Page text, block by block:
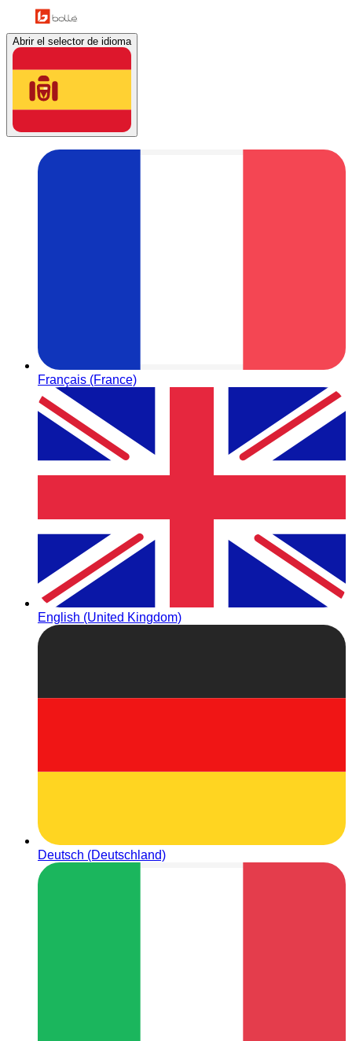
Abrir el selector de idioma
Français (France)
English (United Kingdom)
Deutsch (Deutschland)